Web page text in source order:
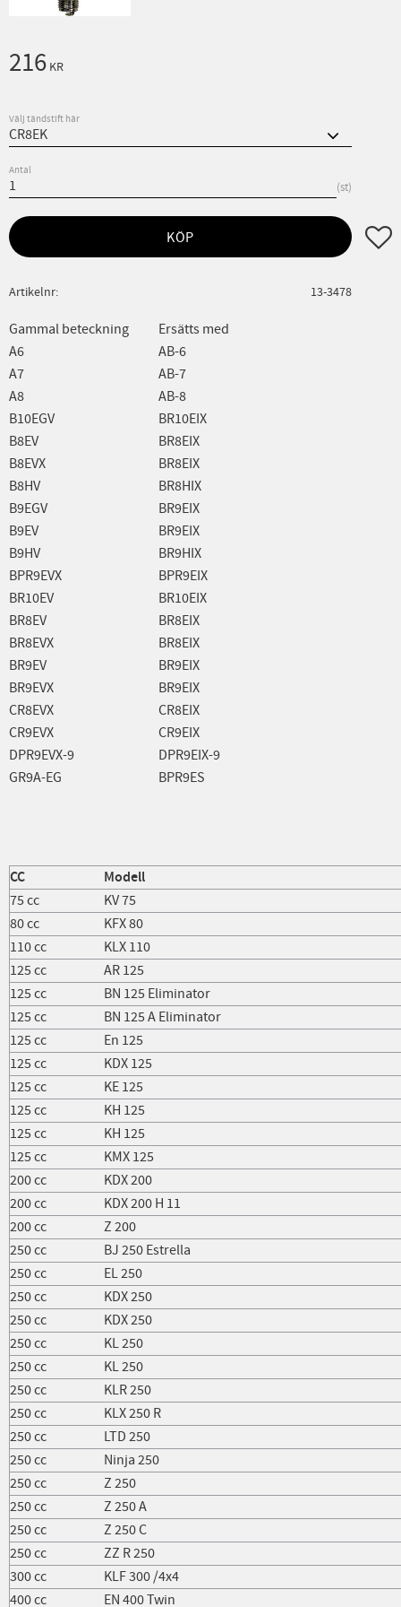
216 KR
Välj tändstift här
Antal
st
KÖP Lägg
Artikelnr 13-3478
Gammal beteckning
Ersätts med
A6
AB-6
A7
AB-7
A8
AB-8
B10EGV
BR10EIX
B8EV
BR8EIX
B8EVX
BR8EIX
B8HV
BR8HIX
B9EGV
BR9EIX
B9EV
BR9EIX
B9HV
BR9HIX
BPR9EVX
BPR9EIX
BR10EV
BR10EIX
BR8EV
BR8EIX
BR8EVX
BR8EIX
BR9EV
BR9EIX
BR9EVX
BR9EIX
CR8EVX
CR8EIX
CR9EVX
CR9EIX
DPR9EVX-9
DPR9EIX-9
GR9A-EG
BPR9ES
CC Modell
75 cc
KV 75
80 cc
KFX 80
110 cc
KLX 110
125 cc
AR 125
125 cc
BN 125 Eliminator
125 cc
BN 125 A Eliminator
125 cc
En 125
125 cc
KDX 125
125 cc
KE 125
125 cc
KH 125
125 cc
KH 125
125 cc
KMX 125
200 cc
KDX 200
200 cc
KDX 200 H 11
200 cc
Z 200
250 cc
BJ 250 Estrella
250 cc
EL 250
250 cc
KDX 250
250 cc
KDX 250
250 cc
KL 250
250 cc
KL 250
250 cc
KLR 250
250 cc
KLX 250 R
250 cc
LTD 250
250 cc
Ninja 250
250 cc
Z 250
250 cc
Z 250 A
250 cc
Z 250 C
250 cc
ZZ R 250
300 cc
KLF 300 /4x4
400 cc
EN 400 Twin